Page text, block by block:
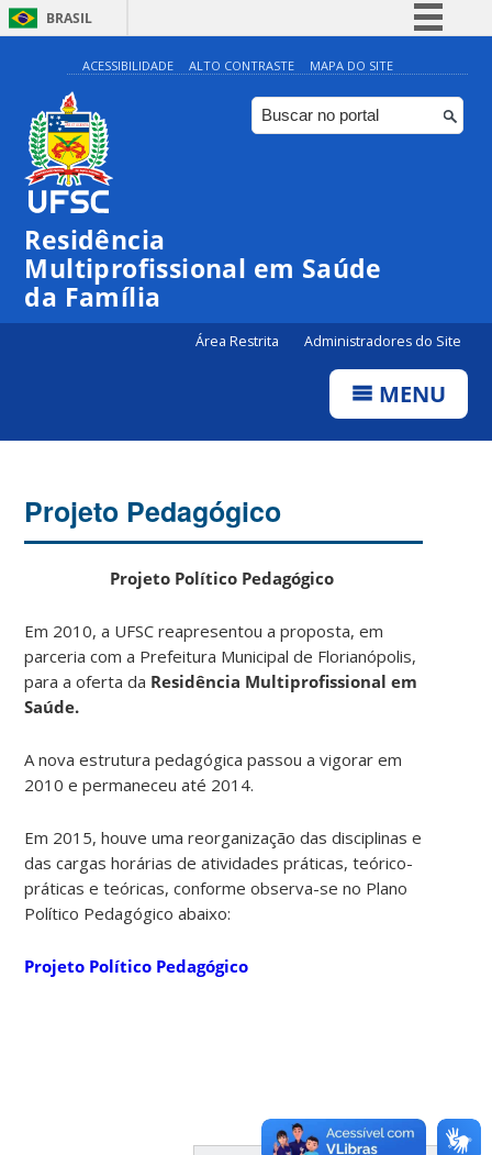
BRASIL
Simplifique!
Comunica BR
Participe
ACESSIBILIDADE ALTO CONTRASTE MAPA DO SITE
Residência
Multiprofissional em Saúde
da Família
Área Restrita Administradores do Site
MENU
Projeto Pedagógico
Projeto Político Pedagógico
Em 2010, a UFSC reapresentou a proposta, em
parceria com a Prefeitura Municipal de Florianópolis,
para a oferta da Residência Multiprofissional em
Saúde.
A nova estrutura pedagógica passou a vigorar em
2010 e permaneceu até 2014.
Em 2015, houve uma reorganização das disciplinas e
das cargas horárias de atividades práticas, teórico-
práticas e teóricas, conforme observa-se no Plano
Político Pedagógico abaixo:
Projeto Político Pedagógico